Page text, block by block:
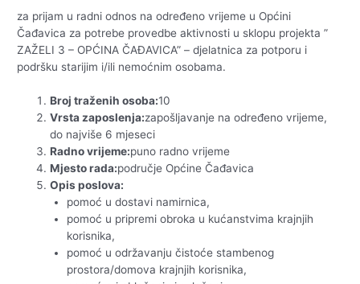
za prijam u radni odnos na određeno vrijeme u Općini
Čađavica za potrebe provedbe aktivnosti u sklopu projekta ”
ZAŽELI 3 – OPĆINA ČAĐAVICA” – djelatnica za potporu i
podršku starijim i/ili nemoćnim osobama.
Broj traženih osoba:10
Vrsta zaposlenja:zapošljavanje na određeno vrijeme,
do najviše 6 mjeseci
Radno vrijeme:puno radno vrijeme
Mjesto rada:područje Općine Čađavica
Opis poslova:
pomoć u dostavi namirnica,
pomoć u pripremi obroka u kućanstvima krajnjih
korisnika,
pomoć u održavanju čistoće stambenog
prostora/domova krajnjih korisnika,